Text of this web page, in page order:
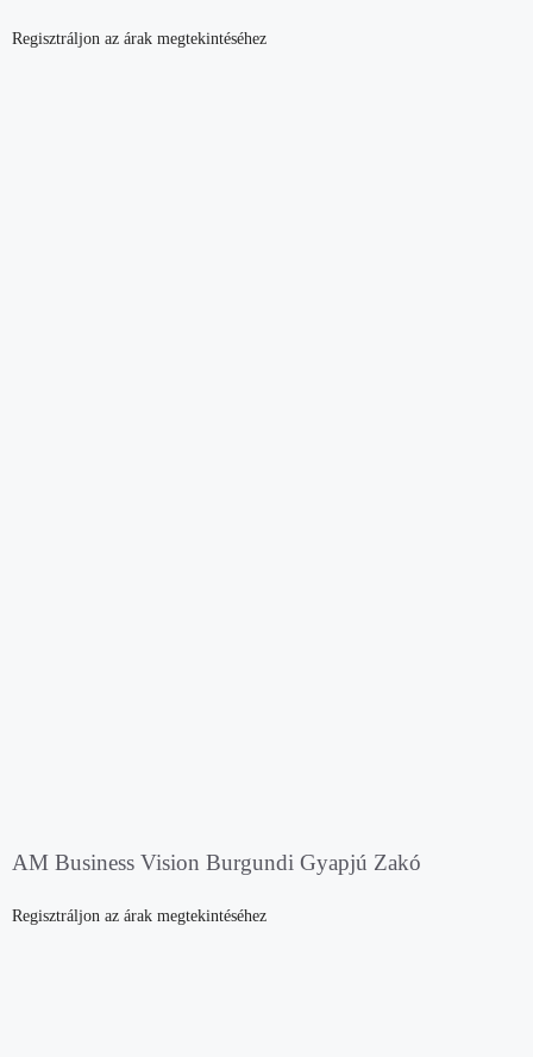
Regisztráljon az árak megtekintéséhez
AM Business Vision Burgundi Gyapjú Zakó
Regisztráljon az árak megtekintéséhez